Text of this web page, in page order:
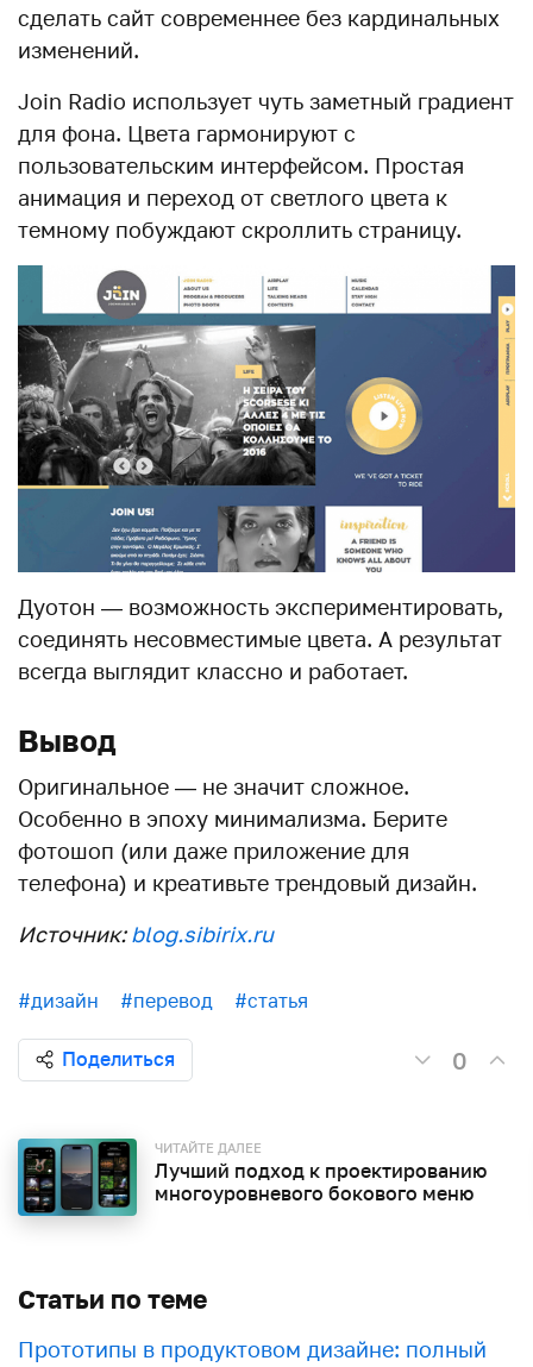
сделать сайт современнее без кардинальных
изменений.
Join Radio использует чуть заметный градиент
для фона. Цвета гармонируют с
пользовательским интерфейсом. Простая
анимация и переход от светлого цвета к
темному побуждают скроллить страницу.
Дуотон — возможность экспериментировать,
соединять несовместимые цвета. А результат
всегда выглядит классно и работает.
Вывод
Оригинальное — не значит сложное.
Особенно в эпоху минимализма. Берите
фотошоп (или даже приложение для
телефона) и креативьте трендовый дизайн.
Источник:blog.sibirix.ru
#дизайн #перевод #статья
Поделиться 0
ЧИТАЙТЕ ДАЛЕЕ
Лучший подход к проектированию
многоуровневого бокового меню
Статьи по теме
Прототипы в продуктовом дизайне: полный